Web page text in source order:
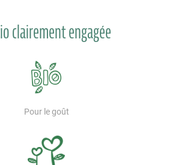
clairement engagée
Pour le goût